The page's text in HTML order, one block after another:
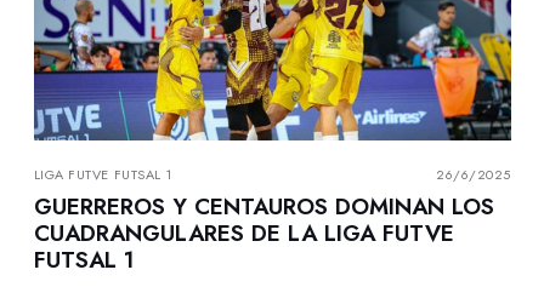
LIGA FUTVE FUTSAL 1 26/6/2025
GUERREROS Y CENTAUROS DOMINAN LOS
CUADRANGULARES DE LA LIGA FUTVE
FUTSAL 1